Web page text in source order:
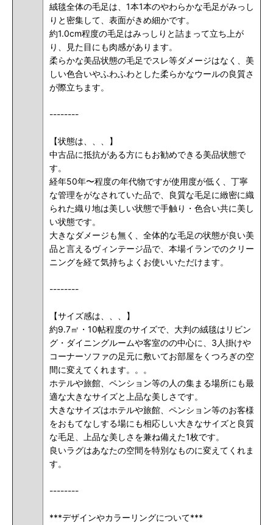
絨毯全体の毛足は、1本1本のやわらかな毛足がみっし
りと密集して、表面がきめ細かです。
約1.0cm程度の毛足はみっしりと詰まって立ち上が
り、見た目にも肉感があります。
柔らかな美品状態の毛足でスレ等ダメージはなく、美
しい色合いやふわふわとした柔らかなウールの良質さ
が際立ちます。
--------
【状態は、、、】
中古品に抵抗がある方にもお勧めできる美品状態で
す。
経年50年〜程度の年代物ですが使用度が低く、丁寧
な管理をがなされていた品で、良質な毛足に緻密に織
られた織り地は美しい状態で手触り・色合い共に美し
い状態です。
大きなダメージも無く、全体的な毛足の状態が良い美
品と言えるヴィンテージ品で、本場イランでのクリー
ニングを経て気持ちよくお使いいただけます。
--------
【サイズ感は、、、】
約9.7㎡・10帖程度のサイズで、大判の絨毯はリビン
グ・ダイニングルームや客室のの中心に、3人掛けや
コーナーソファの足元に敷いてお部屋をくつろぎの空
間に変えてくれます。。。
ホテルや旅館、ペンション等の人の集まる場所にも最
適な大きなサイズと上品な美しさです。
大きなサイズはホテルや旅館、ペンション等のお客様
をおもてなしする場にも相応しい大きなサイズと良質
な毛足、上品な美しさを兼ね備えた1枚です。
良いラグはあなたの空間を特別なものに変えてくれま
す。
--------
***デザインやカラーリングについて***